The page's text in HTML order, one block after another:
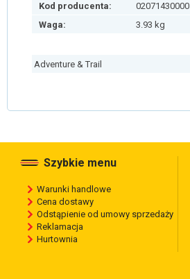
Kod producenta:
02071430000
Waga:
3.93 kg
Adventure & Trail
Szybkie menu
Warunki handlowe
Cena dostawy
Odstąpienie od umowy sprzedaży
Reklamacja
Hurtownia